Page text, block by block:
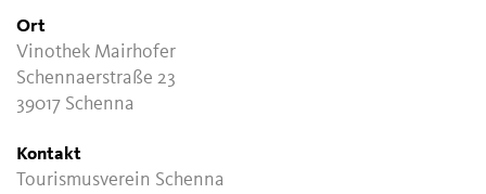
Ort
Vinothek Mairhofer
Schennaerstraße 23
39017 Schenna
Kontakt
Tourismusverein Schenna